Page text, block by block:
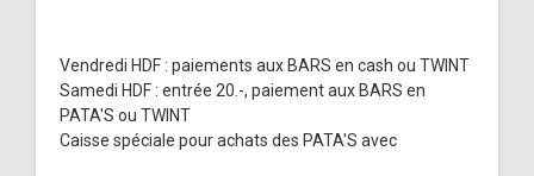
Vendredi HDF : paiements aux BARS en cash ou TWINT
Samedi HDF : entrée 20.-, paiement aux BARS en
PATA'S ou TWINT
Caisse spéciale pour achats des PATA'S avec